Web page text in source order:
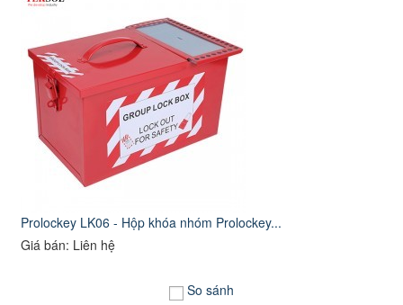
Prolockey LK06 - Hộp khóa nhóm Prolockey...
Giá bán: Liên hệ
So sánh